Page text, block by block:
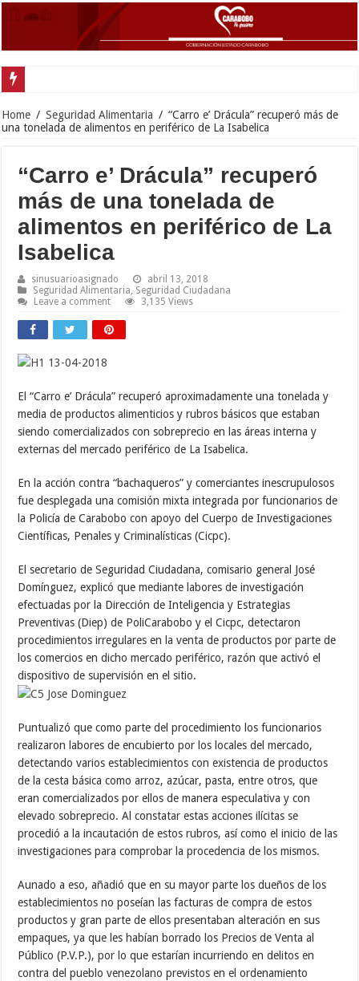
Home / Seguridad Alimentaria / “Carro e’ Drácula” recuperó más de
una tonelada de alimentos en periférico de La Isabelica
“Carro e’ Drácula” recuperó
más de una tonelada de
alimentos en periférico de La
Isabelica
sinusuarioasignado
abril 13, 2018
Seguridad Alimentaria Seguridad Ciudadana
Leave a comment
3,135 Views
El “Carro e’ Drácula” recuperó aproximadamente una tonelada y
media de productos alimenticios y rubros básicos que estaban
siendo comercializados con sobreprecio en las áreas interna y
externas del mercado periférico de La Isabelica.
En la acción contra “bachaqueros” y comerciantes inescrupulosos
fue desplegada una comisión mixta integrada por funcionarios de
la Policía de Carabobo con apoyo del Cuerpo de Investigaciones
Científicas, Penales y Criminalísticas (Cicpc).
El secretario de Seguridad Ciudadana, comisario general José
Domínguez, explicó que mediante labores de investigación
efectuadas por la Dirección de Inteligencia y Estrategias
Preventivas (Diep) de PoliCarabobo y el Cicpc, detectaron
procedimientos irregulares en la venta de productos por parte de
los comercios en dicho mercado periférico, razón que activó el
dispositivo de supervisión en el sitio.
Puntualizó que como parte del procedimiento los funcionarios
realizaron labores de encubierto por los locales del mercado,
detectando varios establecimientos con existencia de productos
de la cesta básica como arroz, azúcar, pasta, entre otros, que
eran comercializados por ellos de manera especulativa y con
elevado sobreprecio. Al constatar estas acciones ilícitas se
procedió a la incautación de estos rubros, así como el inicio de las
investigaciones para comprobar la procedencia de los mismos.
Aunado a eso, añadió que en su mayor parte los dueños de los
establecimientos no poseían las facturas de compra de estos
productos y gran parte de ellos presentaban alteración en sus
empaques, ya que les habían borrado los Precios de Venta al
Público (P.V.P.), por lo que estarían incurriendo en delitos en
contra del pueblo venezolano previstos en el ordenamiento